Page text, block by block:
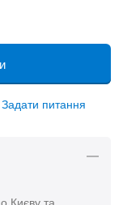
Задати питання